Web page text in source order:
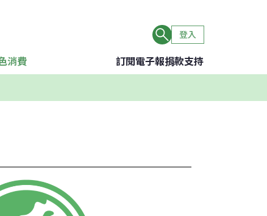
登入
消費 訂閱電子報捐款支持